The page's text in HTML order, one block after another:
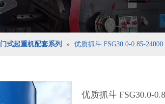
水下挖泥抓斗系列
港口货物装卸抓斗系列
门式起重机配套系列 » 优质抓斗 FSG30.0-0.85-24000
优质抓斗 FSG30.0-